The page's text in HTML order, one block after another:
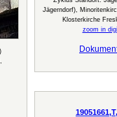
Jägerndorf),
Klosterkirche
zoom in